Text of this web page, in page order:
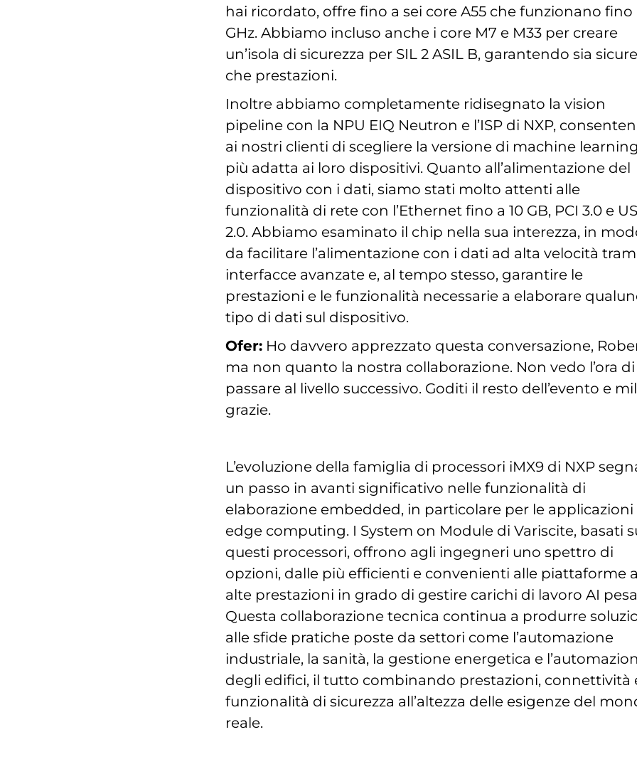
hai ricordato, offre fino a sei core A55 che funzionano fino
GHz. Abbiamo incluso anche i core M7 e M33 per creare
un’isola di sicurezza per SIL 2 ASIL B, garantendo sia
che prestazioni.
Inoltre abbiamo completamente ridisegnato la vision
pipeline con la NPU EIQ Neutron e l’ISP di NXP,
ai nostri clienti di scegliere la versione di machine learning
più adatta ai loro dispositivi. Quanto all’alimentazione del
dispositivo con i dati, siamo stati molto attenti alle
funzionalità di rete con l’Ethernet fino a 10 GB, PCI 3.0 e
2.0. Abbiamo esaminato il chip nella sua interezza, in
da facilitare l’alimentazione con i dati ad alta velocità
interfacce avanzate e, al tempo stesso, garantire le
prestazioni e le funzionalità necessarie a elaborare
tipo di dati sul dispositivo.
Ofer: Ho davvero apprezzato questa conversazione,
ma non quanto la nostra collaborazione. Non vedo l’ora di
passare al livello successivo. Goditi il resto dell’evento e
grazie.
L’evoluzione della famiglia di processori iMX9 di NXP
un passo in avanti significativo nelle funzionalità di
elaborazione embedded, in particolare per le applicazioni
edge computing. I System on Module di Variscite, basati
questi processori, offrono agli ingegneri uno spettro di
opzioni, dalle più efficienti e convenienti alle piattaforme
alte prestazioni in grado di gestire carichi di lavoro AI
Questa collaborazione tecnica continua a produrre
alle sfide pratiche poste da settori come l’automazione
industriale, la sanità, la gestione energetica e
degli edifici, il tutto combinando prestazioni, connettività
funzionalità di sicurezza all’altezza delle esigenze del
reale.